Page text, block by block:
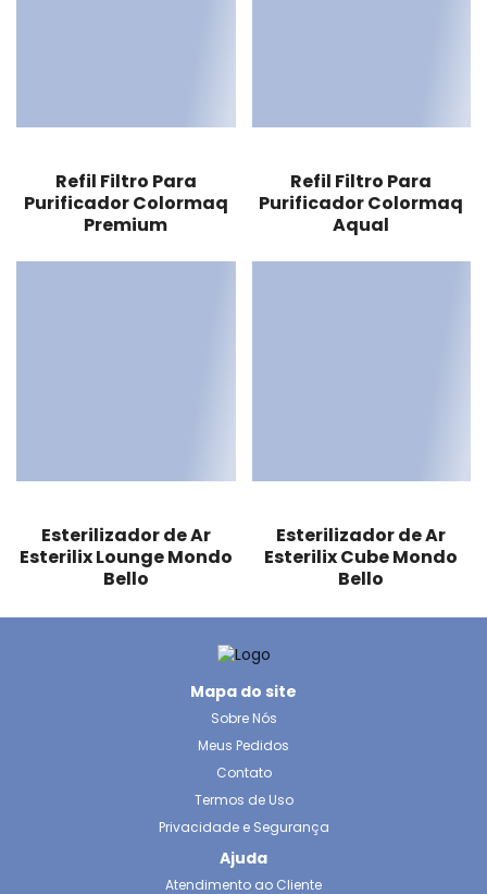
Refil Filtro Para
Purificador Colormaq
Premium
Refil Filtro Para
Purificador Colormaq
Aqual
Esterilizador de Ar
Esterilix Lounge Mondo
Bello
Esterilizador de Ar
Esterilix Cube Mondo
Bello
Mapa do site
Sobre Nós
Meus Pedidos
Contato
Termos de Uso
Privacidade e Segurança
Ajuda
Atendimento ao Cliente